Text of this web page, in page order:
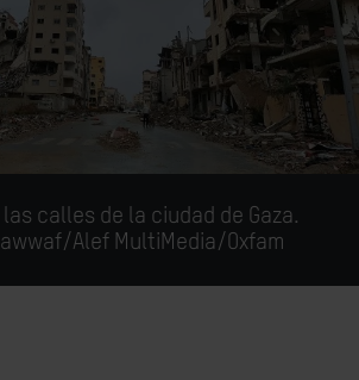
calles de la ciudad de Gaza.
Alef MultiMedia/Oxfam